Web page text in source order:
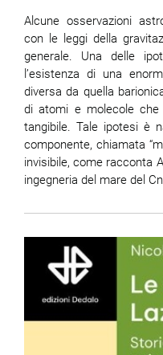
Alcune osservazioni
con le leggi della
generale. Una delle
l’esistenza di una
diversa da quella
di atomi e molecole
tangibile. Tale ipotesi è
componente, chiamata
invisibile, come racconta
ingegneria del mare del